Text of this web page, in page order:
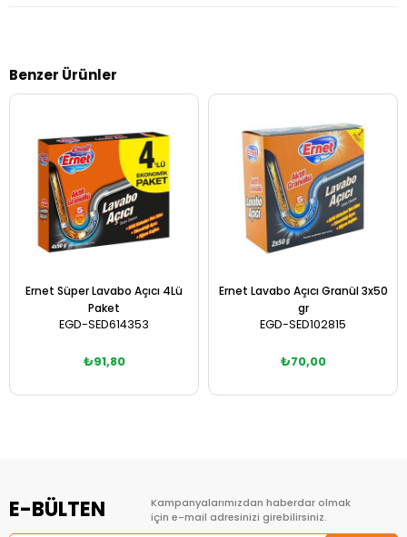
Benzer Ürünler
Ernet Süper Lavabo Açıcı 4Lü
Paket
EGD-SED614353
₺91,80
Ernet Lavabo Açıcı Granül 3x50
gr
EGD-SED102815
₺70,00
E-BÜLTEN
Kampanyalarımızdan haberdar olmak
için e-mail adresinizi girebilirsiniz.